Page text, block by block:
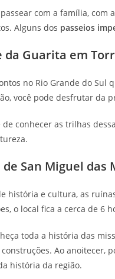
com a família, com
Alguns dos passeios
da Guarita em
no Rio Grande do Sul
você pode desfrutar da
de conhecer as trilhas
de San Miguel das
história e cultura, as
o local fica a cerca de 6
toda a história das
Ao anoitecer,
história da região.